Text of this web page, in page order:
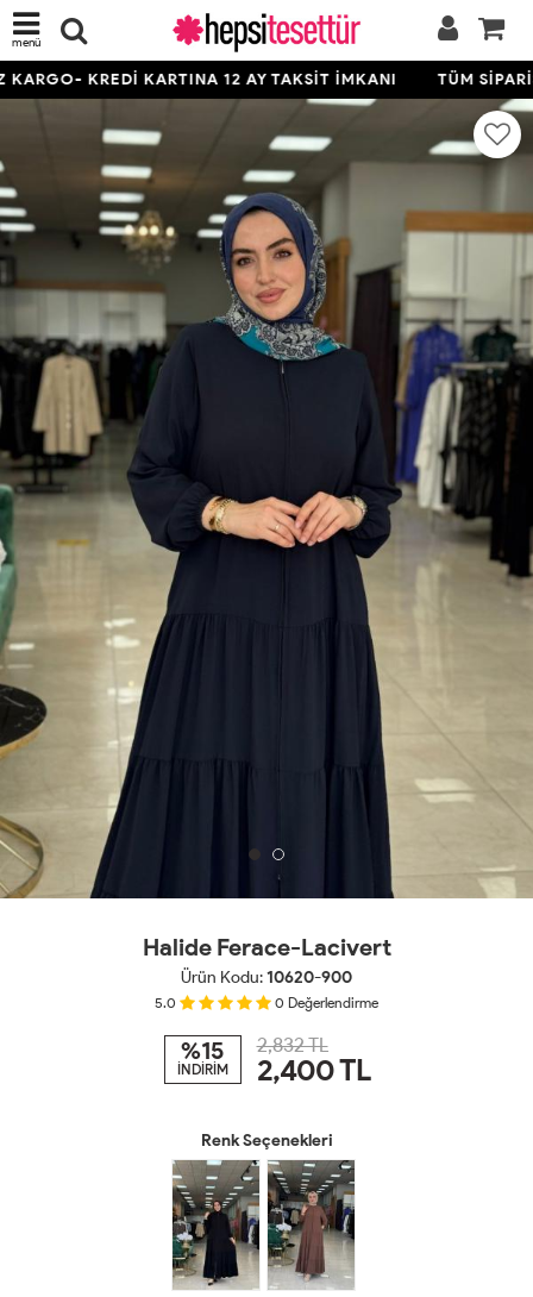
menü
KREDİ KARTINA 12 AY TAKSİT İMKANI TÜM
Halide Ferace-Lacivert
Ürün Kodu:10620-900
5.0 0 Değerlendirme
%15
İNDİRİM
2,832 TL
2,400TL
Renk Seçenekleri